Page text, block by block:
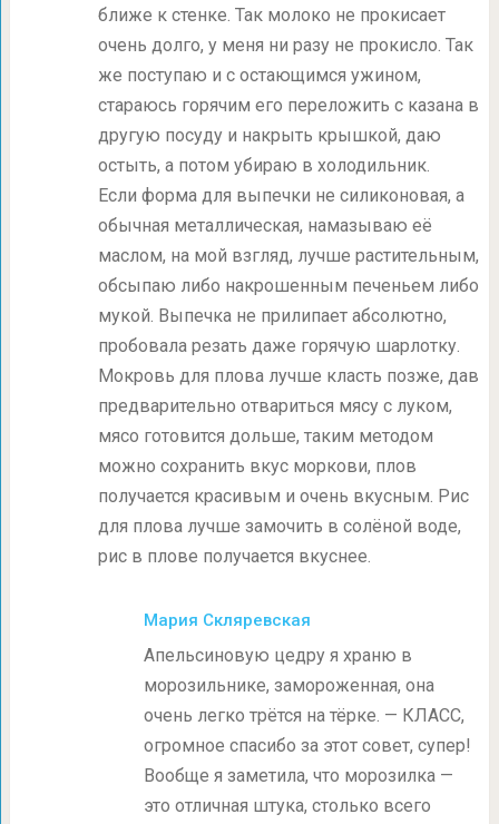
ближе к стенке. Так молоко не прокисает
очень долго, у меня ни разу не прокисло. Так
же поступаю и с остающимся ужином,
стараюсь горячим его переложить с казана в
другую посуду и накрыть крышкой, даю
остыть, а потом убираю в холодильник.
Если форма для выпечки не силиконовая, а
обычная металлическая, намазываю её
маслом, на мой взгляд, лучше растительным,
обсыпаю либо накрошенным печеньем либо
мукой. Выпечка не прилипает абсолютно,
пробовала резать даже горячую шарлотку.
Мокровь для плова лучше класть позже, дав
предварительно отвариться мясу с луком,
мясо готовится дольше, таким методом
можно сохранить вкус моркови, плов
получается красивым и очень вкусным. Рис
для плова лучше замочить в солёной воде,
рис в плове получается вкуснее.
Мария Скляревская
Апельсиновую цедру я храню в
морозильнике, замороженная, она
очень легко трётся на тёрке. — КЛАСС,
огромное спасибо за этот совет, супер!
Вообще я заметила, что морозилка —
это отличная штука, столько всего